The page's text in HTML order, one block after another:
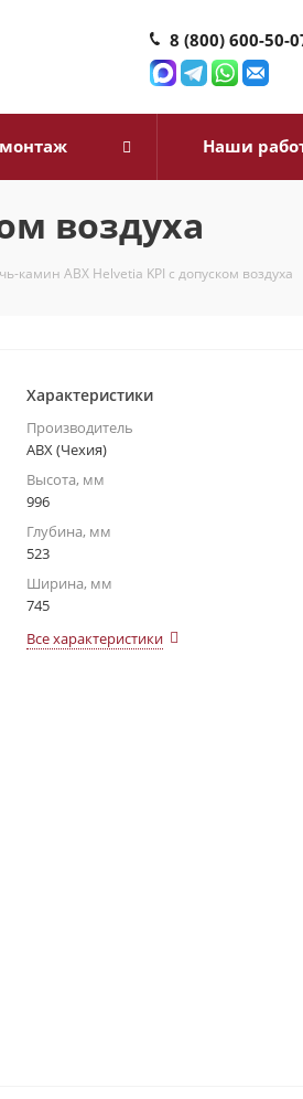
8 (800) 600-50-
Наши
воздуха
камин ABX Helvetia KPI с допуском воздуха
Характеристики
Производитель
ABX (Чехия)
Высота, мм
996
Глубина, мм
523
Ширина, мм
745
Все характеристики